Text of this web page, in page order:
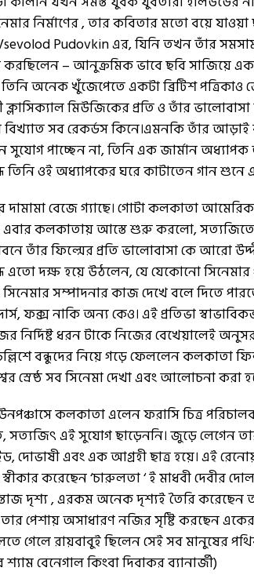
নির্মাণের , তার কবিতার মতো বয়ে
Pudovkin এর, যিনি তখন তাঁর
করছিলেন – আনুক্রমিক ভাবে ছবি সাজিয়ে
অনেক খুঁজেপেতে একটা ব্রিটিশ পত্রিকাও
ক্লাসিক্যাল মিউজিকের প্রতি ও তাঁর
সব রেকর্ডস কিনে।এমনকি তাঁর আড়াই
সুযোগ পাচ্ছেন না, তিনি এক জার্মান
তিনি ওই অধ্যাপকের ঘরে কাটাতেন গান শুনে
দামামা বেজে গ্যাছে। গোটা কলকাতা
কলকাতায় আস্তে শুরু করলো,
তাঁর ফিল্মের প্রতি ভালোবাসা কে আরো
এতো দক্ষ হয়ে উঠলেন, যে যেকোনো
সিনেমার সম্পাদনার কাজ দেখে বলে দিতে
ফক্স নাকি অন্য কেও। এই প্রতিভা
নির্দিষ্ট ধরন টাকে নিজের বেখেয়ালেই
বন্ধুদের নিয়ে গড়ে ফেললেন কলকাতা
স্রেষ্ঠ সব সিনেমা দেখা এবং আলোচনা করা
কলকাতা এলেন ফরাসি চিত্র
সত্যজিৎ এই সুযোগ ছাড়েননি। জুড়ে লেগেন
দোভাষী এবং এক আগ্রহী ছাত্র হয়ে। এই
করেছেন ‘চারুলতা ‘ ই মাধবী দেবীর
দৃশ্য , এরকম অনেক দৃশ্যই তৈরি করেছেন
পেশায় অসাধারণ নজির সৃষ্টি করছেন
গেলে রায়বাবুই ছিলেন সেই সব মানুষের
বেনেগাল কিংবা দিবাকর ব্যানার্জী)